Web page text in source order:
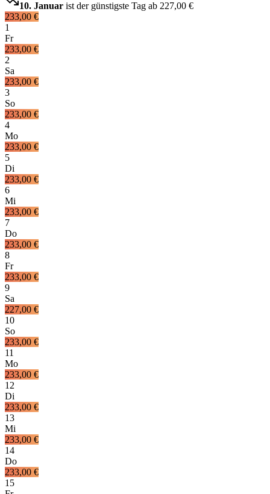
10. Januar ist der günstigste Tag ab 227,00 €
233,00 €
1
Fr
233,00 €
2
Sa
233,00 €
3
So
233,00 €
4
Mo
233,00 €
5
Di
233,00 €
6
Mi
233,00 €
7
Do
233,00 €
8
Fr
233,00 €
9
Sa
227,00 €
10
So
233,00 €
11
Mo
233,00 €
12
Di
233,00 €
13
Mi
233,00 €
14
Do
233,00 €
15